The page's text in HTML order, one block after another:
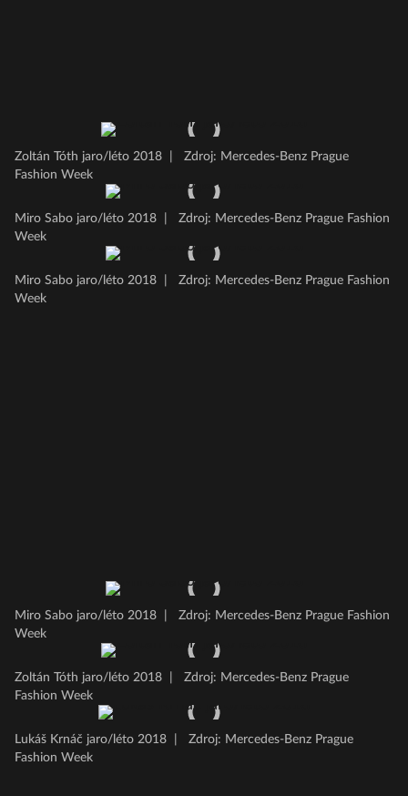
Zoltán Tóth jaro/léto 2018
Zdroj: Mercedes-Benz Prague
Fashion Week
Miro Sabo jaro/léto 2018
Zdroj: Mercedes-Benz Prague Fashion
Week
Miro Sabo jaro/léto 2018
Zdroj: Mercedes-Benz Prague Fashion
Week
Miro Sabo jaro/léto 2018
Zdroj: Mercedes-Benz Prague Fashion
Week
Zoltán Tóth jaro/léto 2018
Zdroj: Mercedes-Benz Prague
Fashion Week
Lukáš Krnáč jaro/léto 2018
Zdroj: Mercedes-Benz Prague
Fashion Week